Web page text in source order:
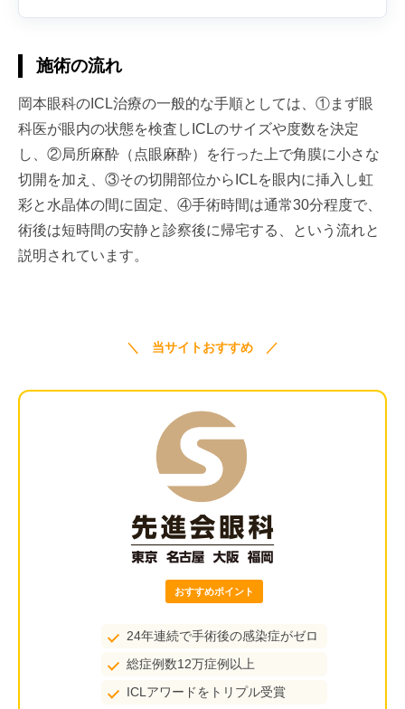
施術の流れ
岡本眼科のICL治療の一般的な手順としては、①まず眼
科医が眼内の状態を検査しICLのサイズや度数を決定
し、②局所麻酔（点眼麻酔）を行った上で角膜に小さな
切開を加え、③その切開部位からICLを眼内に挿入し虹
彩と水晶体の間に固定、④手術時間は通常30分程度で、
術後は短時間の安静と診察後に帰宅する、という流れと
説明されています。
＼ 当サイトおすすめ ／
おすすめポイント
24年連続で手術後の感染症がゼロ
総症例数12万症例以上
ICLアワードをトリプル受賞